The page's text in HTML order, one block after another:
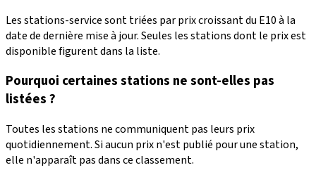
Les stations-service sont triées par prix croissant du E10 à la
date de dernière mise à jour. Seules les stations dont le prix est
disponible figurent dans la liste.
Pourquoi certaines stations ne sont-elles pas
listées ?
Toutes les stations ne communiquent pas leurs prix
quotidiennement. Si aucun prix n'est publié pour une station,
elle n'apparaît pas dans ce classement.